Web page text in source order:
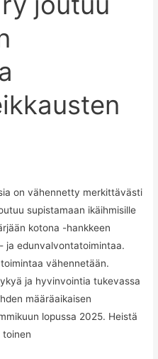
on vähennetty merkittävästi
supistamaan ikäihmisille
kotona -hankkeen
ja edunvalvontatoimintaa.
vähennetään.
ja hyvinvointia tukevassa
määräaikaisen
lopussa 2025. Heistä
toinen